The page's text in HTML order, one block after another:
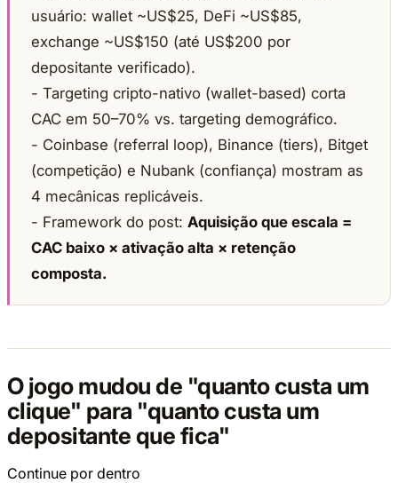
usuário: wallet ~US$25, DeFi ~US$85,
exchange ~US$150 (até US$200 por
depositante verificado).
- Targeting cripto-nativo (wallet-based) corta
CAC em 50–70% vs. targeting demográfico.
- Coinbase (referral loop), Binance (tiers), Bitget
(competição) e Nubank (confiança) mostram as
4 mecânicas replicáveis.
- Framework do post: Aquisição que escala =
CAC baixo × ativação alta × retenção
composta.
O jogo mudou de "quanto custa um
clique" para "quanto custa um
depositante que fica"
Continue por dentro